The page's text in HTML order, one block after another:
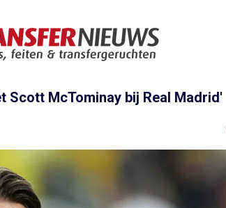
McTominay bij Real Madrid'